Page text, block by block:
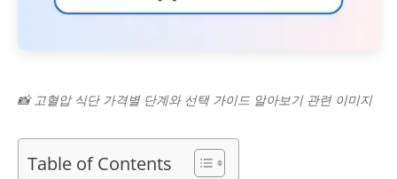
📸 고혈압 식단 가격별 단계와 선택 가이드 알아보기 관련 이미지
Table of Contents